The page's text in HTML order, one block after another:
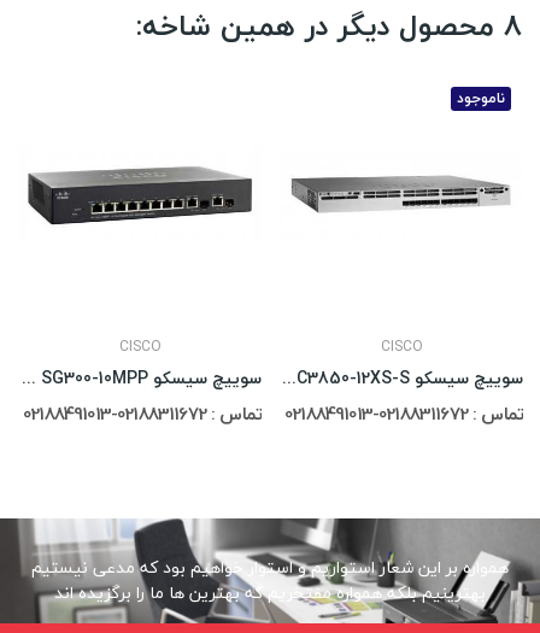
8 محصول دیگر در همین شاخه:
CISCO
سوییچ سیسکو Cisco Catalyst SG300-10MPP
تماس : 02188311672-02188491013
ناموجود
CISCO
سوییچ سیسکو Cisco Catalyst WS-C3850-12XS-S
تماس : 02188311672-02188491013
همواره بر این شعار استواریم و استوار خواهیم بود که مدعی نیستیم
بهترینیم بلکه همواره مفتخریم که بهترین ها ما را برگزیده اند